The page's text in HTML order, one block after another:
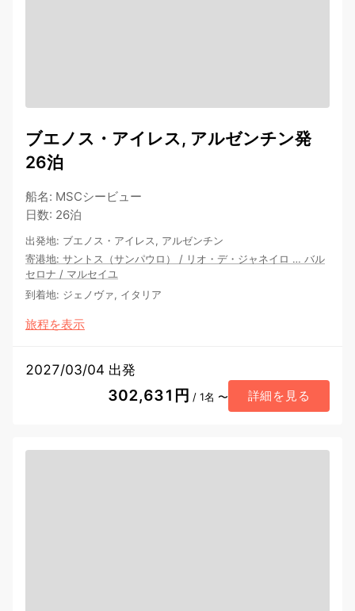
ブエノス・アイレス, アルゼンチン発
26泊
船名: MSCシービュー
日数: 26泊
出発地: ブエノス・アイレス, アルゼンチン
寄港地: サントス（サンパウロ） / リオ・デ・ジャネイロ … バル
セロナ / マルセイユ
到着地: ジェノヴァ, イタリア
旅程を表示
2027/03/04 出発
302,631円 / 1名 〜 詳細を見る